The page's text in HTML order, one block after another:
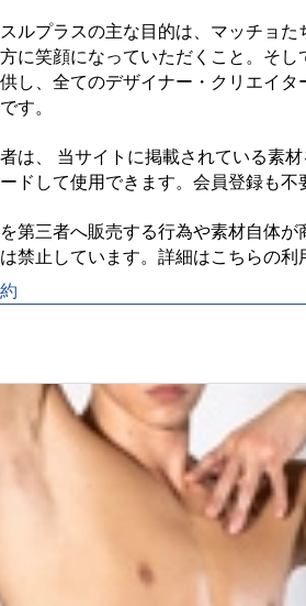
スルプラスの主な目的は、マッチョ
に笑顔になっていただくこと。そ
し、全てのデザイナー・クリエイ
す。
者は、 当サイトに掲載されている素
ドして使用できます。会員登録も不
を第三者へ販売する行為や素材自体